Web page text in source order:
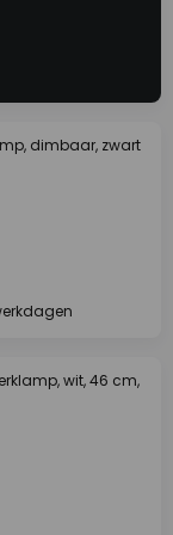
dimbaar, zwart
wit, 46 cm,